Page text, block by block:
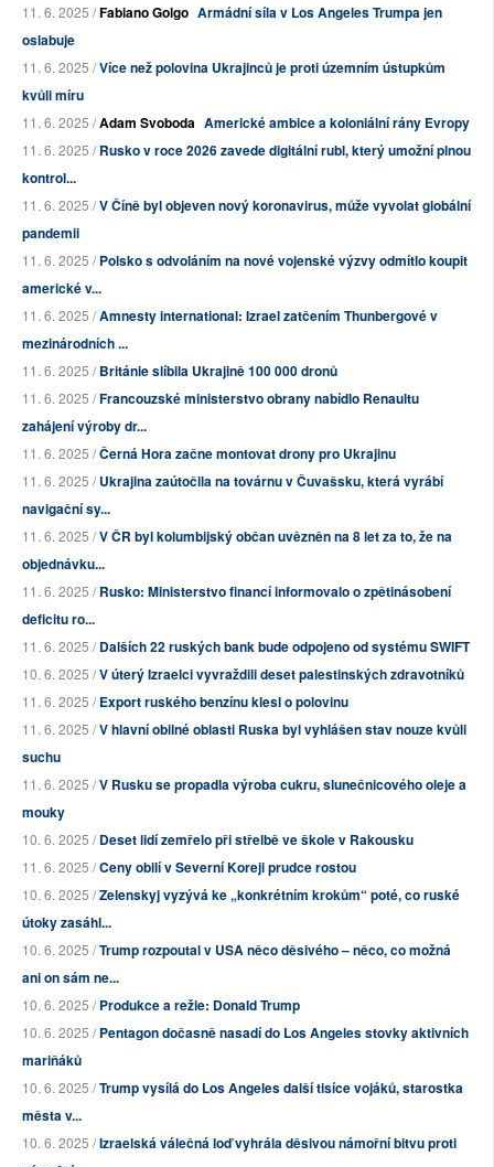
11. 6. 2025 /Fabiano Golgo Armádní síla v Los Angeles Trumpa jen
oslabuje
11. 6. 2025 /Více než polovina Ukrajinců je proti územním ústupkům
kvůli míru
11. 6. 2025 /Adam Svoboda Americké ambice a koloniální rány Evropy
11. 6. 2025 /Rusko v roce 2026 zavede digitální rubl, který umožní plnou
kontrol...
11. 6. 2025 /V Číně byl objeven nový koronavirus, může vyvolat globální
pandemii
11. 6. 2025 /Polsko s odvoláním na nové vojenské výzvy odmítlo koupit
americké v...
11. 6. 2025 /Amnesty international: Izrael zatčením Thunbergové v
mezinárodních ...
11. 6. 2025 /Británie slíbila Ukrajině 100 000 dronů
11. 6. 2025 /Francouzské ministerstvo obrany nabídlo Renaultu
zahájení výroby dr...
11. 6. 2025 /Černá Hora začne montovat drony pro Ukrajinu
11. 6. 2025 /Ukrajina zaútočila na továrnu v Čuvašsku, která vyrábí
navigační sy...
11. 6. 2025 /V ČR byl kolumbijský občan uvězněn na 8 let za to, že na
objednávku...
11. 6. 2025 /Rusko: Ministerstvo financí informovalo o zpětinásobení
deficitu ro...
11. 6. 2025 /Dalších 22 ruských bank bude odpojeno od systému SWIFT
10. 6. 2025 /V úterý Izraelci vyvraždili deset palestinských zdravotníků
11. 6. 2025 /Export ruského benzínu klesl o polovinu
11. 6. 2025 /V hlavní obilné oblasti Ruska byl vyhlášen stav nouze kvůli
suchu
11. 6. 2025 /V Rusku se propadla výroba cukru, slunečnicového oleje a
mouky
10. 6. 2025 /Deset lidí zemřelo při střelbě ve škole v Rakousku
11. 6. 2025 /Ceny obilí v Severní Koreji prudce rostou
10. 6. 2025 /Zelenskyj vyzývá ke „konkrétním krokům“ poté, co ruské
útoky zasáhl...
10. 6. 2025 /Trump rozpoutal v USA něco děsivého – něco, co možná
ani on sám ne...
10. 6. 2025 /Produkce a režie: Donald Trump
10. 6. 2025 /Pentagon dočasně nasadí do Los Angeles stovky aktivních
mariňáků
10. 6. 2025 /Trump vysílá do Los Angeles další tisíce vojáků, starostka
města v...
10. 6. 2025 /Izraelská válečná loď vyhrála děsivou námořní bitvu proti